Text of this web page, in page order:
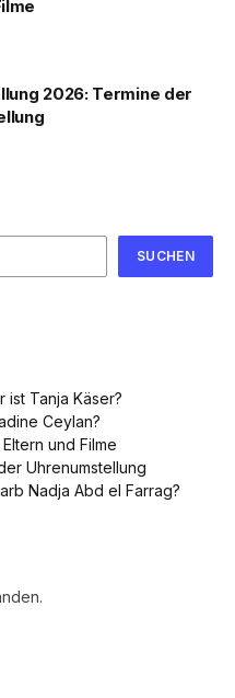
2026: Termine der
SUCHEN
ist Tanja Käser?
Ceylan?
und Filme
Uhrenumstellung
Nadja Abd el Farrag?